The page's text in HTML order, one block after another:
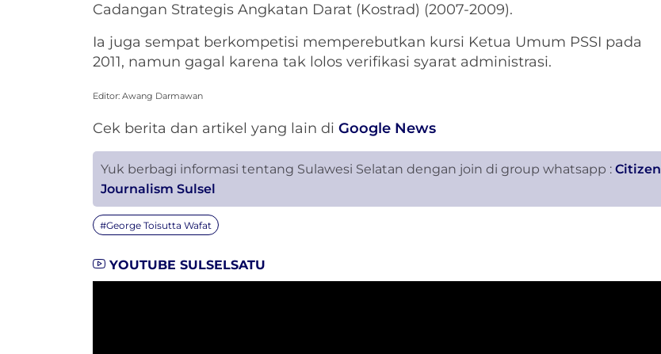
Cadangan Strategis Angkatan Darat (Kostrad) (2007-2009).
Ia juga sempat berkompetisi memperebutkan kursi Ketua Umum PSSI pada
2011, namun gagal karena tak lolos verifikasi syarat administrasi.
Editor: Awang Darmawan
Cek berita dan artikel yang lain di Google News
Yuk berbagi informasi tentang Sulawesi Selatan dengan join di group whatsapp : Citizen
Journalism Sulsel
#George Toisutta Wafat
YOUTUBE SULSELSATU